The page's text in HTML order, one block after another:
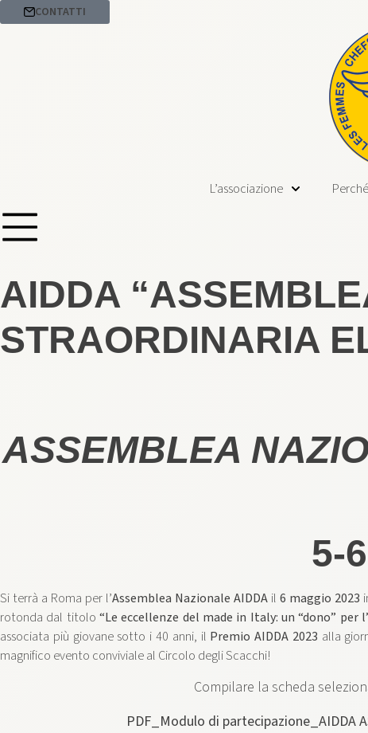
CONTATTI
L’associazione
AIDDA
STRAORDINARIA
ASSEMBLEA
5-
Si terrà a Roma per l’Assemblea Nazionale AIDDA il6 maggio 2023
rotonda dal titolo“Le eccellenze del made in Italy: un “dono”
associata più giovane sotto i 40 anni, il Premio AIDDA 2023 alla
magnifico evento conviviale al Circolo degli Scacchi!
Compilare la scheda
PDF_Modulo di partecipazione_AIDDA